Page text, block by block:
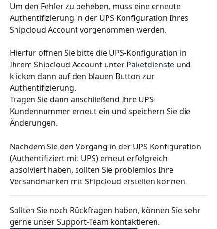
Um den Fehler zu beheben, muss eine erneute
Authentifizierung in der UPS Konfiguration Ihres
Shipcloud Account vorgenommen werden.
Hierfür öffnen Sie bitte die UPS-Konfiguration in
Ihrem Shipcloud Account unter Paketdienste und
klicken dann auf den blauen Button zur
Authentifizierung.
Tragen Sie dann anschließend Ihre UPS-
Kundennummer erneut ein und speichern Sie die
Änderungen.
Nachdem Sie den Vorgang in der UPS Konfiguration
(Authentifiziert mit UPS) erneut erfolgreich
absolviert haben, sollten Sie problemlos Ihre
Versandmarken mit Shipcloud erstellen können.
Sollten Sie noch Rückfragen haben, können Sie sehr
gerne unser Support-Team kontaktieren.